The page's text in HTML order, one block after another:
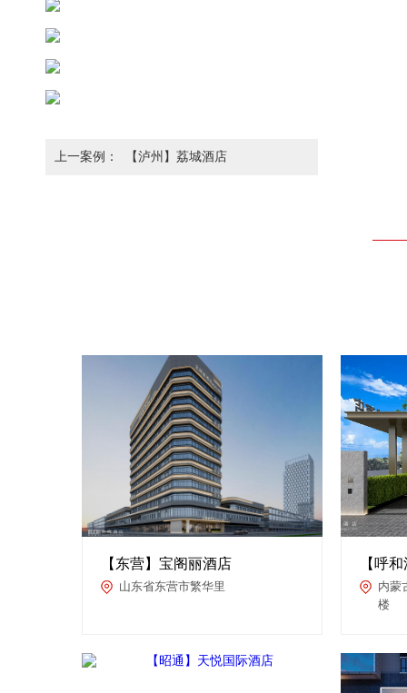
上一案例： 【泸州】荔城酒店
【东营】宝阁丽酒店
山东省东营市繁华里
【呼
内蒙
楼